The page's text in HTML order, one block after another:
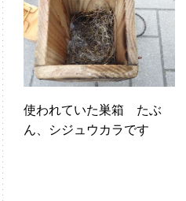
使われていた巣箱 たぶ
ん、シジュウカラです